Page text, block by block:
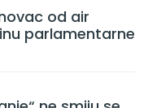
od air
parlamentarne